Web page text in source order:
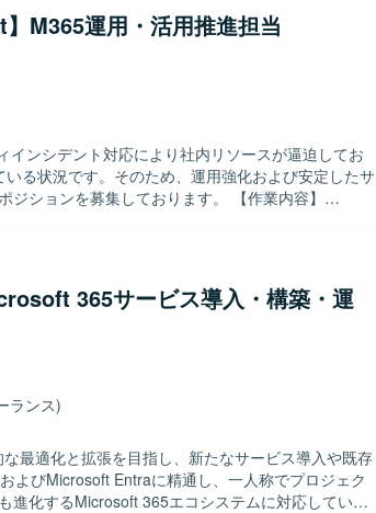
、Entra Connect、既存AD連携、認証/SSO関連の
、メール配送、移行、メールセキュリティ連携に
Online、OneDrive等のコラボレーション
せします。HENNGE、LDAP Manager、
連携観点整理、WBSや課題管理表、各種設計・試
の把握、メンバーへの作業依頼や優先順位付け、進
了課題、切替可否判断に関する技術論点の整理も行
客向け説明に必要な技術論点、確認事項、回答案の
、スコープ影響がある事項の洗い出しとエスカレー
継ぎ内容の整理および後続作業への反映もご対応い
先順位を付けて推進できる方を求めております。
プロジェクト推進に落とし込める方、案件途中か
整理できる方を歓迎いたします。設計遅延や未決事
、関係者との調整、説明、合意形成ができるコミ
でも粘り強く現実的な落としどころを作れる方、
できる方、本番切替や運用引継ぎ前の短期間で優
Microsoft 365移行
トとして設計/移行/構築/試験/本番切替/運用引継ぎ
認証/ID領域、メール領域、コラボレーション領域
に経験でき、遅延や未決事項が残る状況の中でプロ
ーシップを発揮できるポジションです。技術面での
とのコミュニケーションを通じてプロジェクト全
M365運用・活用推進担当
インシデント対応により社内リソースが逼迫してお
る状況です。そのため、運用強化および安定したサ
を募集しております。 【作業内容】
ザー向けの活用支援（教育・問い合わせ対応）など
らず、全社的な活用を推進する旗振り役としての役
いただける方を求めております。業務や運用ルール
み取り、わかりやすく説明・教育ができる方が望
案まで推進できる方を歓迎いたします。 【ポジ
進を担うポジションのため、業務効率化やDX推進
ガバナンスを意識したルール・ポリシー設計にも
の整備を通じて組織全体に大きな影響を与える経験
Entra ID、Power Platform（Power Apps / Power
365サービス導入・構築・運
ランス)
最適化と拡張を目指し、新たなサービス導入や既存
よびMicrosoft Entraに精通し、一人称でプロジェク
進化するMicrosoft 365エコシステムに対応していく